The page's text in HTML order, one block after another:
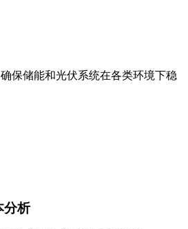
保储能和光伏系统在各类环境下稳
分析